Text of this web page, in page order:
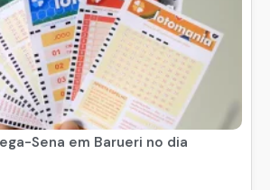
Sena em Barueri no dia